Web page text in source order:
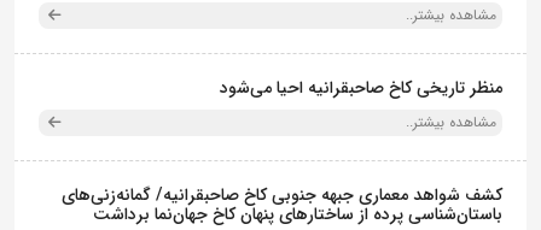
مشاهده بیشتر..
منظر تاریخی کاخ صاحبقرانیه احیا می‌شود
مشاهده بیشتر..
کشف شواهد معماری جبهه جنوبی کاخ صاحبقرانیه/ گمانه‌زنی‌های
باستان‌شناسی پرده از ساختارهای پنهان کاخ جهان‌نما برداشت